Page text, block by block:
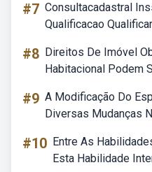
#7 Consultacadastral
Qualificacao
#8 Direitos De Imóvel
Habitacional Podem
#9 A Modificação Do
Diversas Mudanças
#10 Entre As
Esta Habilidade